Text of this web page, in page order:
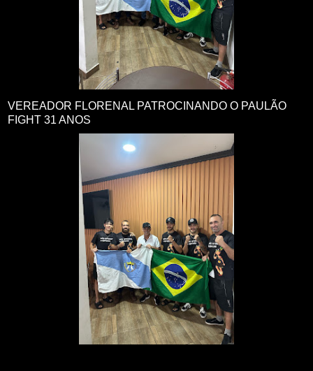
VEREADOR FLORENAL PATROCINANDO O PAULÃO
FIGHT 31 ANOS